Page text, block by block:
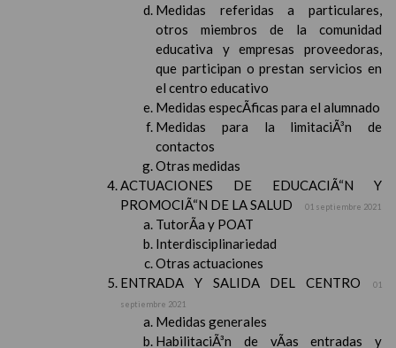
Medidas referidas a particulares,
otros miembros de la comunidad
educativa y empresas proveedoras,
que participan o prestan servicios en
el centro educativo
Medidas especÃ­ficas para el alumnado
Medidas para la limitaciÃ³n de
contactos
Otras medidas
ACTUACIONES DE EDUCACIÃ“N Y
PROMOCIÃ“N DE LA SALUD
01 septiembre 2021
TutorÃ­a y POAT
Interdisciplinariedad
Otras actuaciones
ENTRADA Y SALIDA DEL CENTRO
01
septiembre 2021
Medidas generales
HabilitaciÃ³n de vÃ­as entradas y